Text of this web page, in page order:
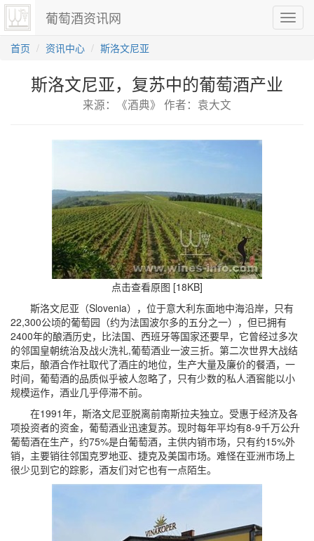
切
换
葡萄酒资讯网
首页 资讯中心 斯洛文尼亚
斯洛文尼亚，复苏中的葡萄酒产业
来源：《酒典》 作者：袁大文
点击查看原图 [18KB]
斯洛文尼亚（Slovenia），位于意大利东面地中海沿岸，只有
22,300公顷的葡萄园（约为法国波尔多的五分之一），但已拥有
2400年的酿酒历史，比法国、西班牙等国家还要早，它曾经过多次
的邻国皇朝统治及战火洗礼,葡萄酒业一波三折。第二次世界大战结
束后，酿酒合作社取代了酒庄的地位，生产大量及廉价的餐酒，一
时间，葡萄酒的品质似乎被人忽略了，只有少数的私人酒窖能以小
规模运作，酒业几乎停滞不前。
在1991年，斯洛文尼亚脱离前南斯拉夫独立。受惠于经济及各
项投资者的资金，葡萄酒业迅速复苏。现时每年平均有8-9千万公升
葡萄酒在生产，约75%是白葡萄酒，主供内销市场，只有约15%外
销，主要销往邻国克罗地亚、捷克及美国市场。难怪在亚洲市场上
很少见到它的踪影，酒友们对它也有一点陌生。